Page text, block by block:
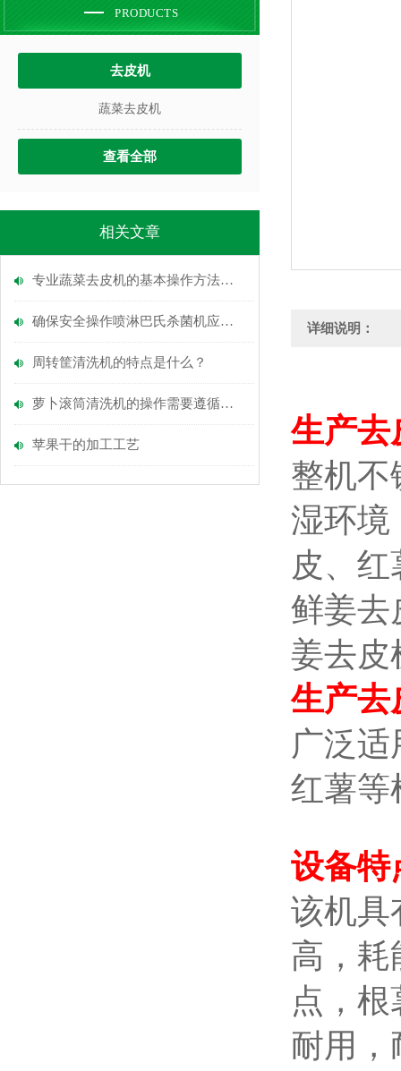
PRODUCTS
去皮机
蔬菜去皮机
查看全部
相关文章
专业蔬菜去皮机的基本操作方法介绍
确保安全操作喷淋巴氏杀菌机应掌握的知识!
周转筐清洗机的特点是什么？
萝卜滚筒清洗机的操作需要遵循的要求
苹果干的加工工艺
详细说明：
生产去
整机不
湿环境
皮、
鲜姜去
姜去皮
生产去
广泛
红薯等
设备特
该机具
高，耗
点，
耐用，